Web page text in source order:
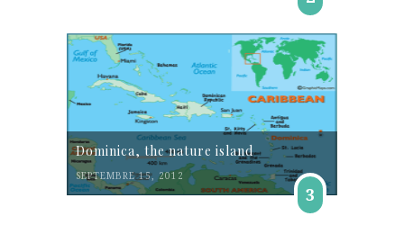
Dominica, the nature island
SEPTEMBRE 15, 2012
3